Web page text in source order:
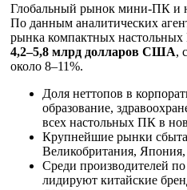
Глобальный рынок мини-ПК и
По данным аналитических
рынка компактных настольных
4,2–5,8 млрд долларов США,
около 8–11%.
Доля неттопов в
образование,
всех настольных ПК в
Крупнейшие рынки
Великобритания,
Среди производителей
лидируют китайские